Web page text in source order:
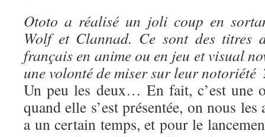
Ototo a réalisé un joli coup en
Wolf et Clannad. Ce sont des titres
français en anime ou en jeu et visual
une volonté de miser sur leur notoriété
Un peu les deux… En fait, c’est une
quand elle s’est présentée, on nous
a un certain temps, et pour le